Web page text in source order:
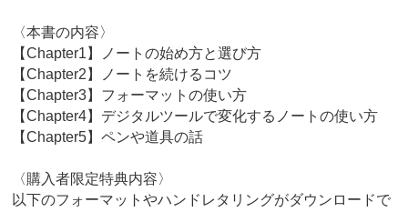
〈本書の内容〉
【Chapter1】ノートの始め方と選び方
【Chapter2】ノートを続けるコツ
【Chapter3】フォーマットの使い方
【Chapter4】デジタルツールで変化するノートの使い方
【Chapter5】ペンや道具の話
〈購入者限定特典内容〉
以下のフォーマットやハンドレタリングがダウンロードで